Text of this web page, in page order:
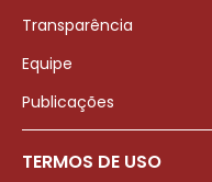
Transparência
Equipe
Publicações
TERMOS DE USO